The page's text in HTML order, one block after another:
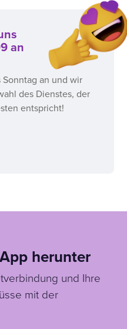
an
an und wir
des Dienstes, der
entspricht!
herunter
und Ihre
mit der